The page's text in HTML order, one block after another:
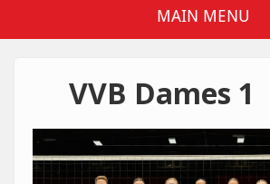
MAIN MENU
VVB Dames 1